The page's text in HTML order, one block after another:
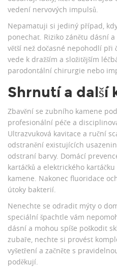
vedení nervových impulsů.
Nepamatuji si jediný případ,
ponechat. Riziko zánětu dásní
větší než dočasné nepohodlí
vede k dražším a složitějším
parodontální chirurgie nebo
Shrnutí a další
Zbavění se zubního kamene
profesionální péče a
Ultrazvuková kavitace a ruční
odstranění existujících
odstraní barvy. Domácí
kartáčků a elektrického
kamene. Nakonec fluoridace
útoky bakterií.
Nenechte se odradit mýty o
speciální špachtle vám
dásní a mohou spíše poškodit
zubaře, nechte si provést
vyšetření a začněte s
poděkují.